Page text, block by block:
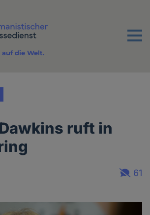
Menu
die Welt.
ruft in
61